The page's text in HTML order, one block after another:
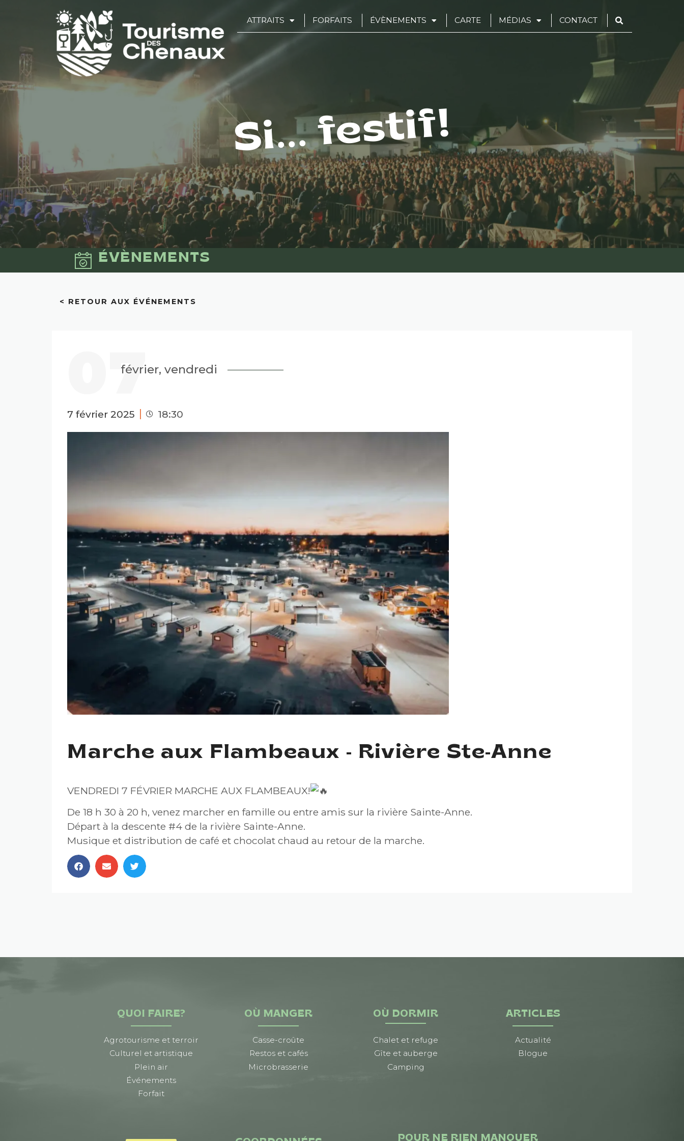
ATTRAITS FORFAITS ÉVÈNEMENTS CARTE MÉDIAS CONTACT
Si... festif!
ÉVÈNEMENTS
< RETOUR AUX ÉVÉNEMENTS
07
février, vendredi
7 février 2025 18:30
Marche aux Flambeaux - Rivière Ste-Anne
VENDREDI 7 FÉVRIER MARCHE AUX FLAMBEAUX!
De 18 h 30 à 20 h, venez marcher en famille ou entre amis sur la rivière Sainte-Anne.
Départ à la descente #4 de la rivière Sainte-Anne.
Musique et distribution de café et chocolat chaud au retour de la marche.
QUOI FAIRE?
Agrotourisme et terroir
Culturel et artistique
Plein air
Événements
Forfait
OÙ MANGER
Casse-croûte
Restos et cafés
Microbrasserie
OÙ DORMIR
Chalet et refuge
Gîte et auberge
Camping
ARTICLES
Actualité
Blogue
POUR NE RIEN MANQUER